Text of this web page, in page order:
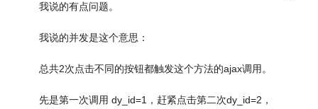
我说的有点问题。
我说的并发是这个意思：
总共2次点击不同的按钮都触发这个方法的ajax调用。
先是第一次调用 dy_id=1，赶紧点击第二次dy_id=2，